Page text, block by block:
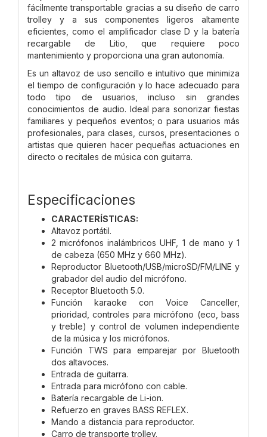
fácilmente transportable gracias a su diseño de carro
trolley y a sus componentes ligeros altamente
eficientes, como el amplificador clase D y la batería
recargable de Litio, que requiere poco
mantenimiento y proporciona una gran autonomía.
Es un altavoz de uso sencillo e intuitivo que minimiza
el tiempo de configuración y lo hace adecuado para
todo tipo de usuarios, incluso sin grandes
conocimientos de audio. Ideal para sonorizar fiestas
familiares y pequeños eventos; o para usuarios más
profesionales, para clases, cursos, presentaciones o
artistas que quieren hacer pequeñas actuaciones en
directo o recitales de música con guitarra.
Especificaciones
CARACTERÍSTICAS:
Altavoz portátil.
2 micrófonos inalámbricos UHF, 1 de mano y 1
de cabeza (650 MHz y 660 MHz).
Reproductor Bluetooth/USB/microSD/FM/LINE y
grabador del audio del micrófono.
Receptor Bluetooth 5.0.
Función karaoke con Voice Canceller,
prioridad, controles para micrófono (eco, bass
y treble) y control de volumen independiente
de la música y los micrófonos.
Función TWS para emparejar por Bluetooth
dos altavoces.
Entrada de guitarra.
Entrada para micrófono con cable.
Batería recargable de Li-ion.
Refuerzo en graves BASS REFLEX.
Mando a distancia para reproductor.
Carro de transporte trolley.